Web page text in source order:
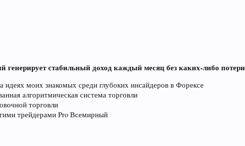
генерирует стабильный доход каждый месяц без каких-либо потери
идеях моих знакомых среди глубоких инсайдеров в Форексе
алгоритмическая система торговли
торговли
трейдерами Pro Всемирный